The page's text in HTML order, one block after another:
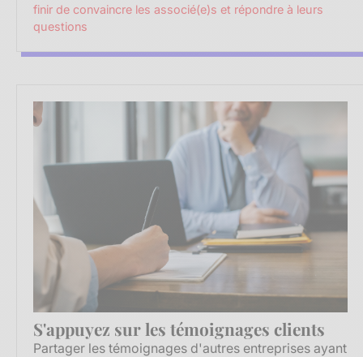
finir de convaincre les associé(e)s et répondre à leurs
questions
S'appuyez sur les témoignages clients
Partager les témoignages d'autres entreprises ayant